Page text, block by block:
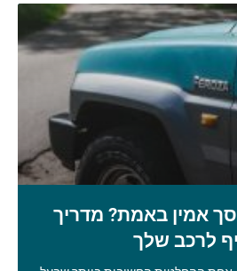
אמין באמת? מדריך
לרכב שלך